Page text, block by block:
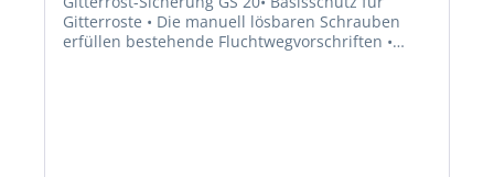
Gitterroste • Die manuell lösbaren Schrauben
erfüllen bestehende Fluchtwegvorschriften •